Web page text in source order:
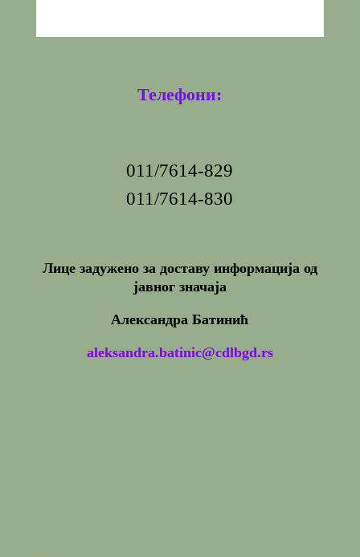
Телефони:
011/7614-829
011/7614-830
Лице задужено за доставу информација од
јавног значаја
Александра Батинић
aleksandra.batinic@cdlbgd.rs